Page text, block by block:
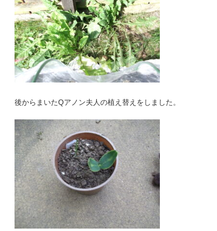
後からまいたQアノン夫人の植え替えをしました。